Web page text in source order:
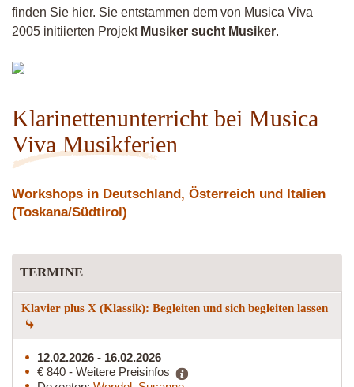
finden Sie hier. Sie entstammen dem von Musica Viva
2005 initiierten Projekt Musiker sucht Musiker.
Klarinettenunterricht bei Musica
Viva Musikferien
Workshops in Deutschland, Österreich und Italien
(Toskana/Südtirol)
TERMINE
Klavier plus X (Klassik): Begleiten und sich begleiten lassen
12.02.2026 - 16.02.2026
€ 840 - Weitere Preisinfos